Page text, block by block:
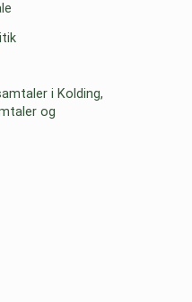
i Kolding,
og